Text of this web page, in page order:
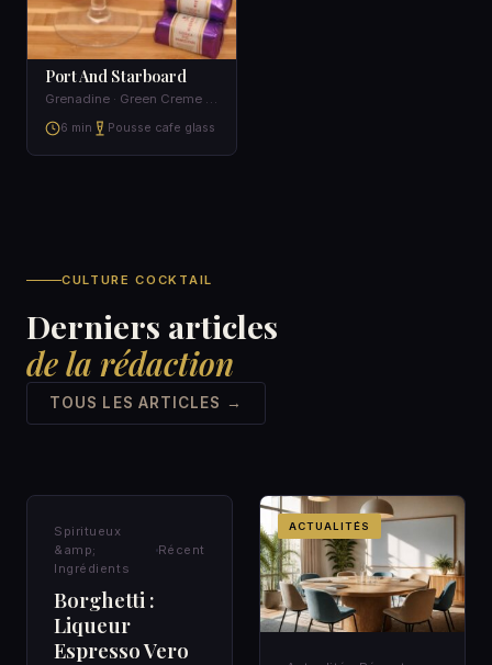
Port And Starboard
Grenadine · Green Creme de Menthe
6 min
Pousse cafe glass
CULTURE COCKTAIL
Derniers articles
de la rédaction
TOUS LES ARTICLES →
SPIRITUEUX &AMP;
Spiritueux
&amp;
Ingrédients
Récent
Borghetti :
Liqueur
Espresso Vero
ACTUALITÉS